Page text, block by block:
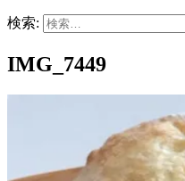
検索:
IMG_7449